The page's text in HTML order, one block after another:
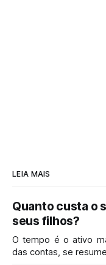
LEIA MAIS
Quanto custa o
seus filhos?
O tempo é o ativo
das contas, se